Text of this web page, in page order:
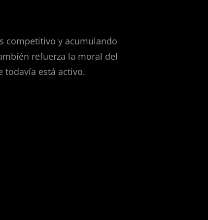
competitivo y acumulando
refuerza la moral del
todavía está activo.